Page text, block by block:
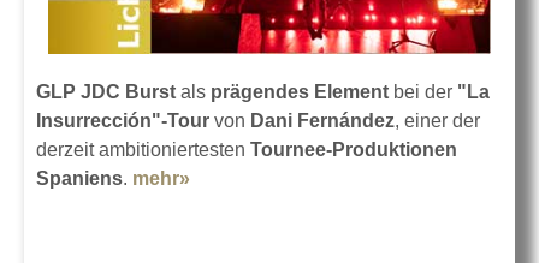
GLP JDC Burst als prägendes Element bei der "La
Insurrección"-Tour von Dani Fernández, einer der
derzeit ambitioniertesten Tournee-Produktionen
Spaniens. mehr»